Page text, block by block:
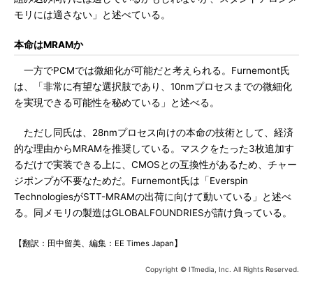
モリには適さない」と述べている。
本命はMRAMか
一方でPCMでは微細化が可能だと考えられる。Furnemont氏
は、「非常に有望な選択肢であり、10nmプロセスまでの微細化
を実現できる可能性を秘めている」と述べる。
ただし同氏は、28nmプロセス向けの本命の技術として、経済
的な理由からMRAMを推奨している。マスクをたった3枚追加す
るだけで実装できる上に、CMOSとの互換性があるため、チャー
ジポンプが不要なためだ。Furnemont氏は「Everspin
TechnologiesがSTT-MRAMの出荷に向けて動いている」と述べ
る。同メモリの製造はGLOBALFOUNDRIESが請け負っている。
【翻訳：田中留美、編集：EE Times Japan】
Copyright © ITmedia, Inc. All Rights Reserved.